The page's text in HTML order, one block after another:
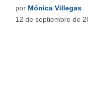
por Mónica Villegas
12 de septiembre de